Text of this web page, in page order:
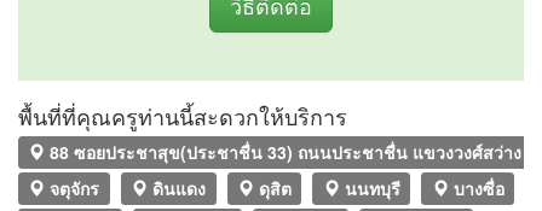
พื้นที่ที่คุณครูท่านนี้สะดวกให้บริการ
88 ซอยประชาสุข(ประชาชื่น 33) ถนนประชาชื่น แขวงวงศ์สว่าง เ
จตุจักร
ดินแดง ดุสิต นนทบุรี
บางซื่อ